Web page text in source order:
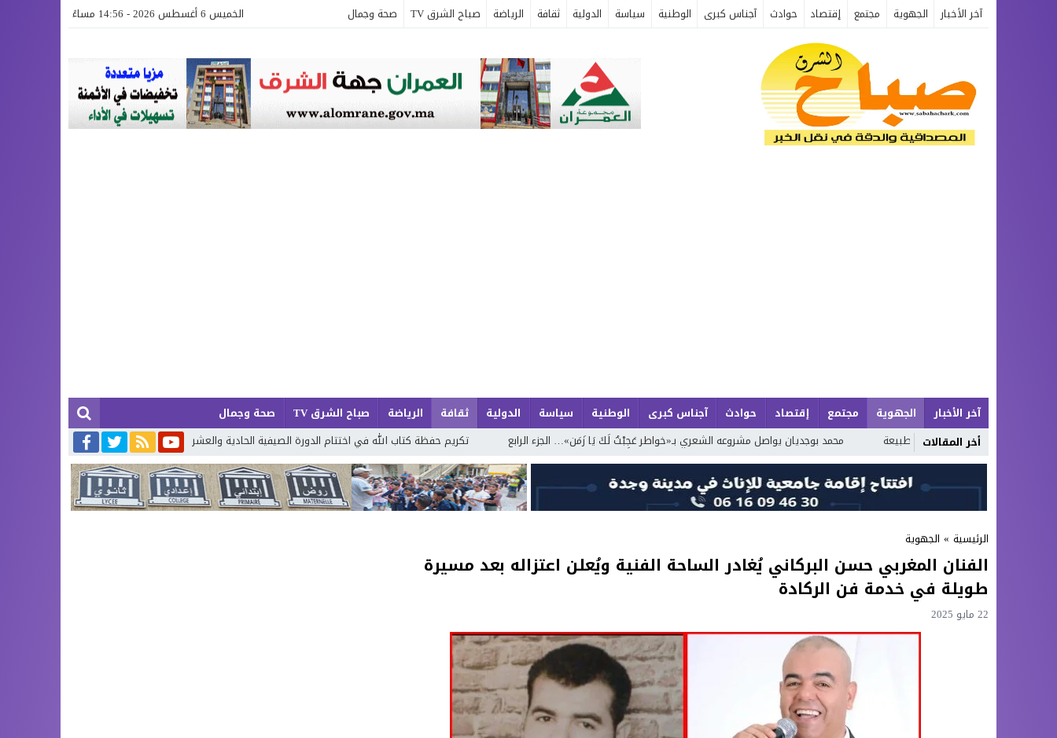
آخر الأخبار الجهوية مجتمع إقتصاد حوادث آجناس كبرى الوطنية سياسة الدولية ثقافة الرياضة صباح الشرق TV صحة وجمال الخميس 6 أغسطس 2026 - 14:56 مساءً
آخر الأخبار الجهوية مجتمع إقتصاد حوادث آجناس كبرى الوطنية سياسة الدولية ثقافة الرياضة صباح الشرق TV
صحة وجمال
أخر المقالاتوروعة الطبيعة محمد بوجديان يواصل مشروعه الشعري بـ«خواطر عَجِبْتُ لَكَ يَا زَمَن»… الجزء الرابع تكريم حفظة كتاب الله في اختتام الدورة الصيفية الحادية والعشرين لتحفيظ القرآن الكريم بإقليم بركان
الرئيسية » الجهوية
الفنان المغربي حسن البركاني يُغادر الساحة الفنية ويُعلن اعتزاله بعد مسيرة
طويلة في خدمة فن الركادة
22 مايو 2025